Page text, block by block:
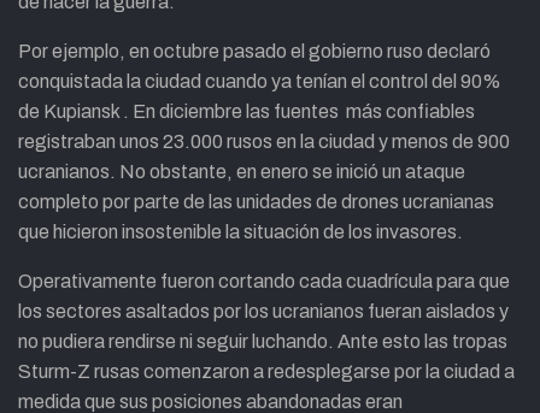
Por ejemplo, en octubre pasado el gobierno ruso declaró
conquistada la ciudad cuando ya tenían el control del 90%
de Kupiansk . En diciembre las fuentes más confiables
registraban unos 23.000 rusos en la ciudad y menos de 900
ucranianos. No obstante, en enero se inició un ataque
completo por parte de las unidades de drones ucranianas
que hicieron insostenible la situación de los invasores.
Operativamente fueron cortando cada cuadrícula para que
los sectores asaltados por los ucranianos fueran aislados y
no pudiera rendirse ni seguir luchando. Ante esto las tropas
Sturm-Z rusas comenzaron a redesplegarse por la ciudad a
medida que sus posiciones abandonadas eran